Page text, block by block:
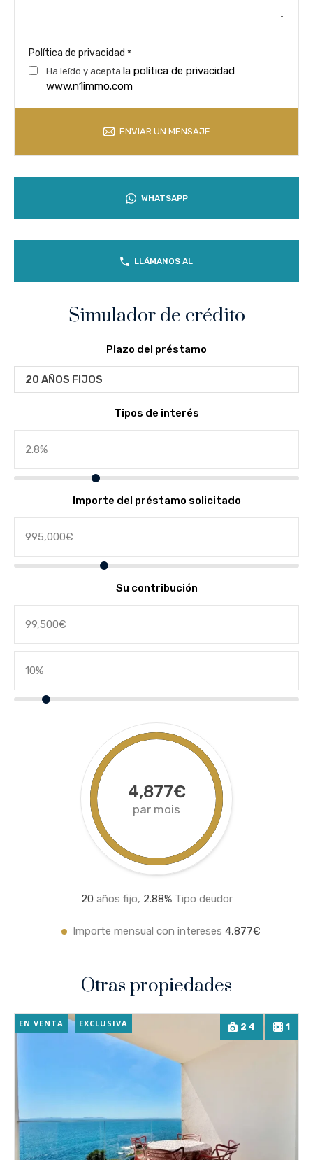
Política de privacidad *
Ha leído y acepta la política de privacidad
www.n1immo.com
ENVIAR UN MENSAJE
WHATSAPP
LLÁMANOS AL
Simulador de crédito
Plazo del préstamo
20 AÑOS FIJOS
Tipos de interés
Importe del préstamo solicitado
Su contribución
4,877€
par mois
20 años fijo, 2.88%Tipo deudor
Importe mensual con intereses 4,877€
Otras propiedades
24 1
EN VENTA EXCLUSIVA